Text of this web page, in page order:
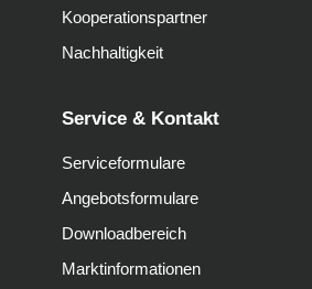
Kooperationspartner
Nachhaltigkeit
Service & Kontakt
Serviceformulare
Angebotsformulare
Downloadbereich
Marktinformationen